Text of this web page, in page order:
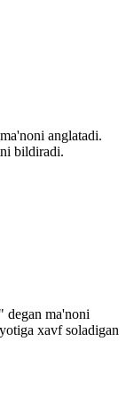
anglatadi.
bildiradi.
degan ma'noni
xavf soladigan